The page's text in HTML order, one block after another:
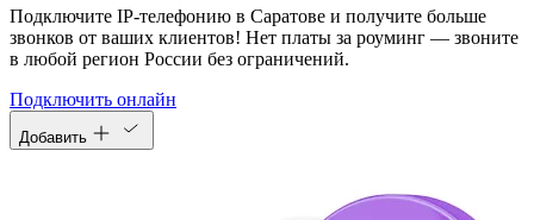
Подключите IP-телефонию в Саратове и получите больше
звонков от ваших клиентов! Нет платы за роуминг — звоните
в любой регион России без ограничений.
Подключить онлайн
Добавить